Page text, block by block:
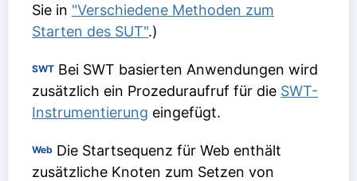
Sie in "Verschiedene Methoden zum
Starten des SUT".)
SWT Bei SWT basierten Anwendungen wird
zusätzlich ein Prozeduraufruf für die SWT-
Instrumentierung eingefügt.
Web Die Startsequenz für Web enthält
zusätzliche Knoten zum Setzen von